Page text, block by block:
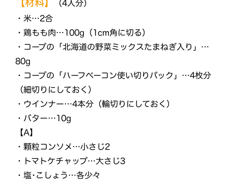
【材料】
（4人分）
・米…2合
・鶏もも肉…100g（1cm角に切る）
・コープの「北海道の野菜ミックスたまねぎ入り」…
80g
・コープの「ハーフベーコン使い切りパック」…4枚分
（細切りにしておく）
・ウインナー…4本分（輪切りにしておく）
・バター…10g
【A】
・顆粒コンソメ…小さじ2
・トマトケチャップ…大さじ3
・塩･こしょう…各少々